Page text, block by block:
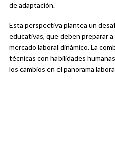
de adaptación.
Esta perspectiva plantea un
educativas, que deben preparar
mercado laboral dinámico. La
técnicas con habilidades
los cambios en el panorama